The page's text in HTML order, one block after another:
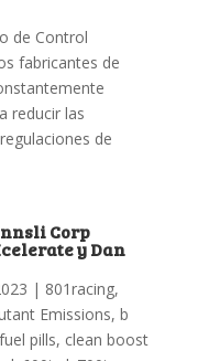
de Control
fabricantes de
reducir las
de
Corp
y Dan
| 801racing,
Emissions, b
pills, clean boost